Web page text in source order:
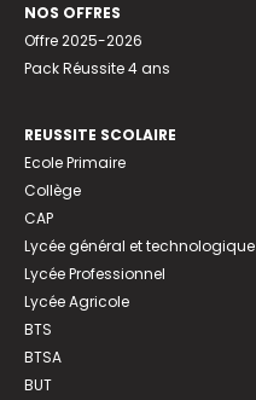
NOS OFFRES
Offre 2025-2026
Pack Réussite 4 ans
REUSSITE SCOLAIRE
Ecole Primaire
Collège
CAP
Lycée général et technologique
Lycée Professionnel
Lycée Agricole
BTS
BTSA
BUT